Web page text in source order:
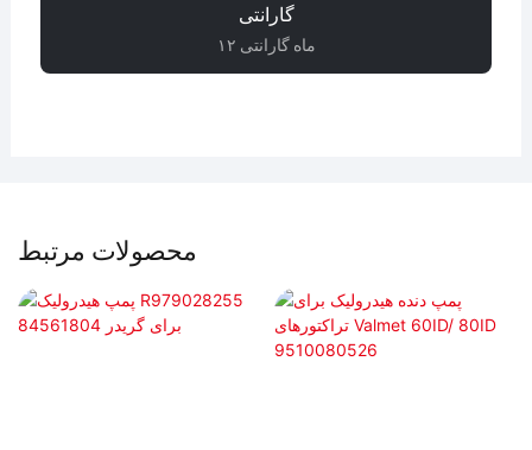
گارانتی
۱۲ ماه گارانتی
محصولات مرتبط